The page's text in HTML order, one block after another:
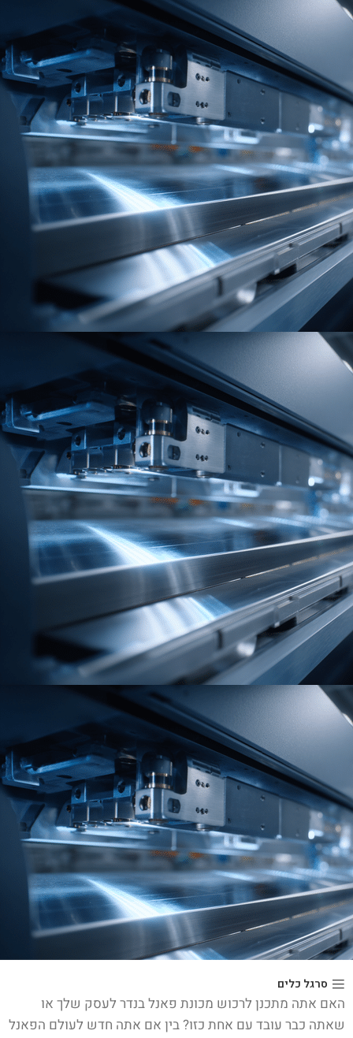
סרגל כלים
האם אתה מתכנן לרכוש מכונת פאנל בנדר לעסק שלך או
שאתה כבר עובד עם אחת כזו? בין אם אתה חדש לעולם הפאנל